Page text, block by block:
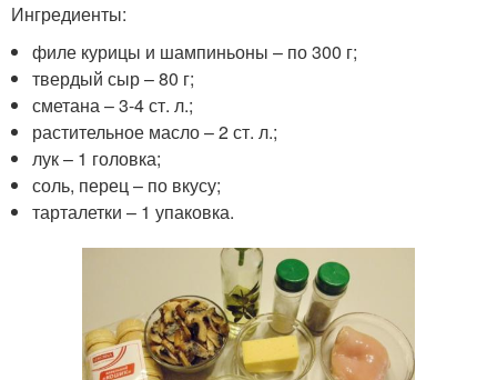
Ингредиенты:
филе курицы и шампиньоны – по 300 г;
твердый сыр – 80 г;
сметана – 3-4 ст. л.;
растительное масло – 2 ст. л.;
лук – 1 головка;
соль, перец – по вкусу;
тарталетки – 1 упаковка.